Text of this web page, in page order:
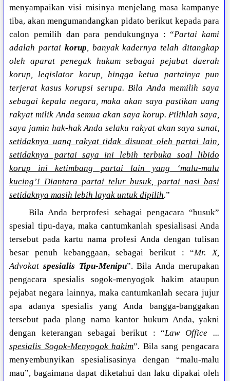
menyampaikan visi misinya menjelang masa kampanye
tiba, akan mengumandangkan pidato berikut kepada para
calon pemilih dan para pendukungnya : “Partai kami
adalah partai korup, banyak kadernya telah ditangkap
oleh aparat penegak hukum sebagai pejabat daerah
korup, legislator korup, hingga ketua partainya pun
terjerat kasus korupsi serupa. Bila Anda memilih saya
sebagai kepala negara, maka akan saya pastikan uang
rakyat milik Anda semua akan saya korup. Pilihlah saya,
saya jamin hak-hak Anda selaku rakyat akan saya sunat,
setidaknya uang rakyat tidak disunat oleh partai lain,
setidaknya partai saya ini lebih terbuka soal libido
korup ini ketimbang partai lain yang ‘malu-malu
kucing’! Diantara partai telur busuk, partai nasi basi
setidaknya masih lebih layak untuk dipilih.”
Bila Anda berprofesi sebagai pengacara “busuk”
spesial tipu-daya, maka cantumkanlah spesialisasi Anda
tersebut pada kartu nama profesi Anda dengan tulisan
besar penuh kebanggaan, sebagai berikut : “Mr. X,
Advokat spesialis Tipu-Menipu”. Bila Anda merupakan
pengacara spesialis sogok-menyogok hakim ataupun
pejabat negara lainnya, maka cantumkanlah secara jujur
apa adanya spesialis yang Anda bangga-banggakan
tersebut pada plang nama kantor hukum Anda, yakni
dengan keterangan sebagai berikut : “Law Office ...
spesialis Sogok-Menyogok hakim”. Bila sang pengacara
menyembunyikan spesialisasinya dengan “malu-malu
mau”, bagaimana dapat diketahui dan laku dipakai oleh